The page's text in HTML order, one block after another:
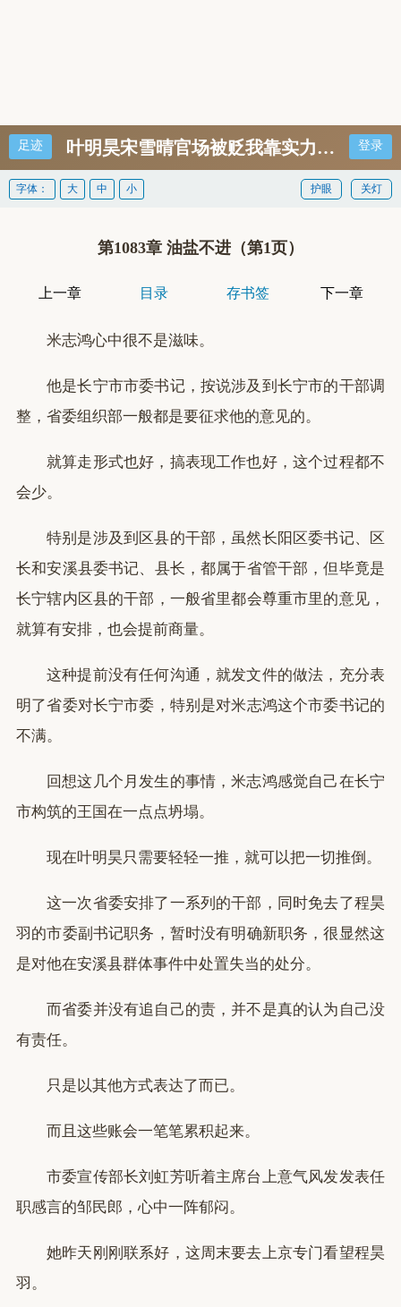
足迹 叶明昊宋雪晴官场被贬我靠实力登顶权力
登录
关灯
护眼
字体： 大 中 小
第1083章 油盐不进（第1页）
上一章 目录 存书签 下一章
米志鸿心中很不是滋味。
他是长宁市市委书记，按说涉及到长宁市的干部调
整，省委组织部一般都是要征求他的意见的。
就算走形式也好，搞表现工作也好，这个过程都不
会少。
特别是涉及到区县的干部，虽然长阳区委书记、区
长和安溪县委书记、县长，都属于省管干部，但毕竟是
长宁辖内区县的干部，一般省里都会尊重市里的意见，
就算有安排，也会提前商量。
这种提前没有任何沟通，就发文件的做法，充分表
明了省委对长宁市委，特别是对米志鸿这个市委书记的
不满。
回想这几个月发生的事情，米志鸿感觉自己在长宁
市构筑的王国在一点点坍塌。
现在叶明昊只需要轻轻一推，就可以把一切推倒。
这一次省委安排了一系列的干部，同时免去了程昊
羽的市委副书记职务，暂时没有明确新职务，很显然这
是对他在安溪县群体事件中处置失当的处分。
而省委并没有追自己的责，并不是真的认为自己没
有责任。
只是以其他方式表达了而已。
而且这些账会一笔笔累积起来。
市委宣传部长刘虹芳听着主席台上意气风发发表任
职感言的邹民郎，心中一阵郁闷。
她昨天刚刚联系好，这周末要去上京专门看望程昊
羽。